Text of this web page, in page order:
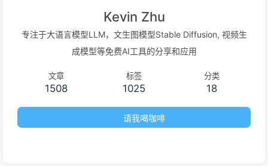
Kevin Zhu
专注于大语言模型LLM，文生图模型Stable Diffusion, 视频生
成模型等免费AI工具的分享和应用
文章
1508
标签
1025
分类
18
请我喝咖啡